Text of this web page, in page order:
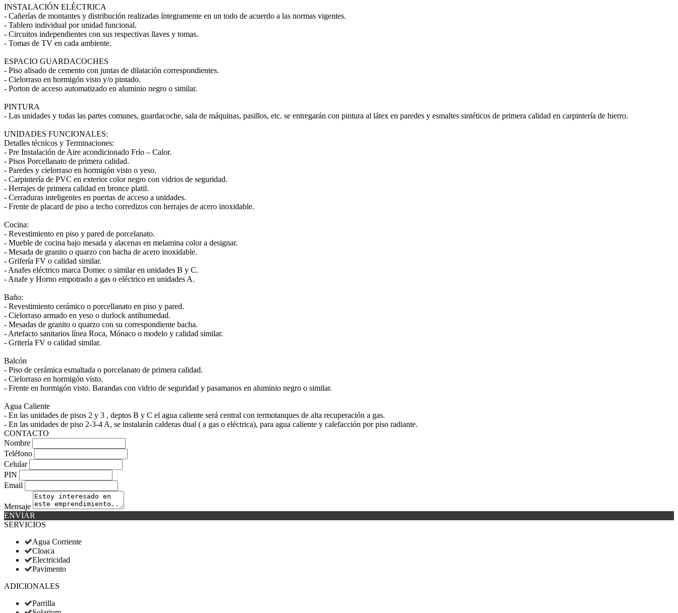
INSTALACIÓN ELÉCTRICA
- Cañerías de montantes y distribución realizadas íntegramente en un todo de acuerdo a las normas vigentes.
- Tablero individual por unidad funcional.
- Circuitos independientes con sus respectivas llaves y tomas.
- Tomas de TV en cada ambiente.
ESPACIO GUARDACOCHES
- Piso alisado de cemento con juntas de dilatación correspondientes.
- Cielorraso en hormigón visto y/o pintado.
- Porton de acceso automatizado en aluminio negro o similar.
PINTURA
- Las unidades y todas las partes comunes, guardacoche, sala de máquinas, pasillos, etc. se entregarán con pintura al látex en paredes y esmaltes sintéticos de primera calidad en carpintería de hierro.
UNIDADES FUNCIONALES:
Detalles técnicos y Terminaciones:
- Pre Instalación de Aire acondicionado Frío – Calor.
- Pisos Porcellanato de primera calidad.
- Paredes y cielorraso en hormigón visto o yeso.
- Carpintería de PVC en exterior color negro con vidrios de seguridad.
- Herrajes de primera calidad en bronce platil.
- Cerraduras inteligentes en puertas de acceso a unidades.
- Frente de placard de piso a techo corredizos con herrajes de acero inoxidable.
Cocina:
- Revestimiento en piso y pared de porcelanato.
- Mueble de cocina bajo mesada y alacenas en melamina color a designar.
- Mesada de granito o quarzo con bacha de acero inoxidable.
- Grifería FV o calidad similar.
- Anafes eléctrico marca Domec o similar en unidades B y C.
- Anafe y Horno empotrado a gas o eléctrico en unidades A.
Baño:
- Revestimiento cerámico o porcellanato en piso y pared.
- Cielorraso armado en yeso o durlock antihumedad.
- Mesadas de granito o quarzo con su correspondiente bacha.
- Artefacto sanitarios línea Roca, Mónaco o modelo y calidad similar.
- Gritería FV o calidad similar.
Balcón
- Piso de cerámica esmaltada o porcelanato de primera calidad.
- Cielorraso en hormigón visto.
- Frente en hormigón visto. Barandas con vidrio de seguridad y pasamanos en aluminio negro o similar.
Agua Caliente
- En las unidades de pisos 2 y 3 , deptos B y C el agua caliente será central con termotanques de alta recuperación a gas.
- En las unidades de piso 2-3-4 A, se instalarán calderas dual ( a gas o eléctrica), para agua caliente y calefacción por piso radiante.
CONTACTO
Nombre
Teléfono
Celular
PIN
Email
Mensaje
ENVIAR
SERVICIOS
Agua Corriente
Cloaca
Electricidad
Pavimento
ADICIONALES
Parrilla